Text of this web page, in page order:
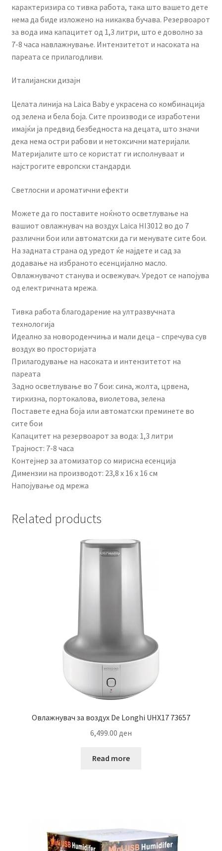
карактеризира со тивка работа, така што вашето дете
нема да биде изложено на никаква бучава. Резервоарот
за вода има капацитет од 1,3 литри, што е доволно за
7-8 часа навлажнување. Интензитетот и насоката на
пареата се прилагодливи.
Италијански дизајн
Целата линија на Laica Baby е украсена со комбинација
од зелена и бела боја. Сите производи се изработени
имајќи ја предвид безбедноста на децата, што значи
дека нема остри рабови и нетоксични материјали.
Материјалите што се користат ги исполнуваат и
најстрогите европски стандарди.
Светлосни и ароматични ефекти
Можете да го поставите ноќното осветлување на
вашиот овлажнувач на воздух Laica HI3012 во до 7
различни бои или автоматски да ги менувате сите бои.
На задната страна од уредот ќе најдете и сад за
додавање на избраното есенцијално масло.
Овлажнувачот станува и освежувач. Уредот се напојува
од електричната мрежа.
Тивка работа благодарение на ултразвучната
технологија
Идеално за новороденчиња и мали деца – спречува сув
воздух во просторијата
Прилагодување на насоката и интензитетот на
пареата
Задно осветлување во 7 бои: сина, жолта, црвена,
тиркизна, портокалова, виолетова, зелена
Поставете една боја или автоматски преминете во
сите бои
Капацитет на резервоарот за вода: 1,3 литри
Трајност: 7-8 часа
Контејнер за атомизатор со мирисна есенција
Димензии на производот: 23,8 x 16 x 16 см
Напојување од мрежа
Related products
Овлажнувач за воздух De Longhi UHX17 73657
6,499.00 ден
Read more